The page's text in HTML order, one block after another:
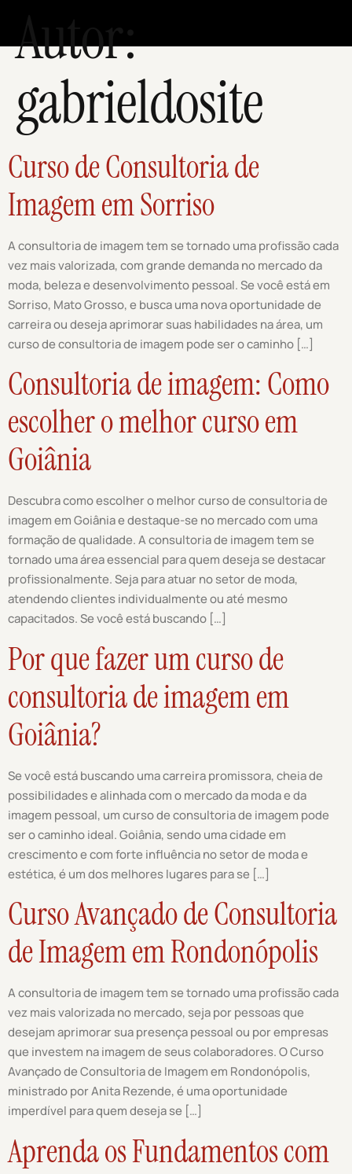
Autor:
gabrieldosite
Curso de Consultoria de
Imagem em Sorriso
A consultoria de imagem tem se tornado uma profissão cada
vez mais valorizada, com grande demanda no mercado da
moda, beleza e desenvolvimento pessoal. Se você está em
Sorriso, Mato Grosso, e busca uma nova oportunidade de
carreira ou deseja aprimorar suas habilidades na área, um
curso de consultoria de imagem pode ser o caminho […]
Consultoria de imagem: Como
escolher o melhor curso em
Goiânia
Descubra como escolher o melhor curso de consultoria de
imagem em Goiânia e destaque-se no mercado com uma
formação de qualidade. A consultoria de imagem tem se
tornado uma área essencial para quem deseja se destacar
profissionalmente. Seja para atuar no setor de moda,
atendendo clientes individualmente ou até mesmo
capacitados. Se você está buscando […]
Por que fazer um curso de
consultoria de imagem em
Goiânia?
Se você está buscando uma carreira promissora, cheia de
possibilidades e alinhada com o mercado da moda e da
imagem pessoal, um curso de consultoria de imagem pode
ser o caminho ideal. Goiânia, sendo uma cidade em
crescimento e com forte influência no setor de moda e
estética, é um dos melhores lugares para se […]
Curso Avançado de Consultoria
de Imagem em Rondonópolis
A consultoria de imagem tem se tornado uma profissão cada
vez mais valorizada no mercado, seja por pessoas que
desejam aprimorar sua presença pessoal ou por empresas
que investem na imagem de seus colaboradores. O Curso
Avançado de Consultoria de Imagem em Rondonópolis,
ministrado por Anita Rezende, é uma oportunidade
imperdível para quem deseja se […]
Aprenda os Fundamentos com